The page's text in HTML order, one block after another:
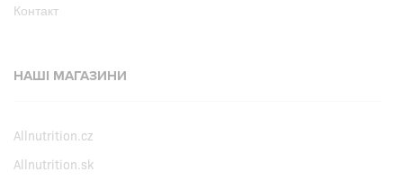
Контакт
НАШІ МАГАЗИНИ
Allnutrition.cz
Allnutrition.sk